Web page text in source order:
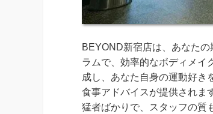
BEYOND新宿店は、あなた
ラムで、効率的なボディメイ
成し、あなた自身の運動好き
食事アドバイスが提供されま
猛者ばかりで、スタッフの質